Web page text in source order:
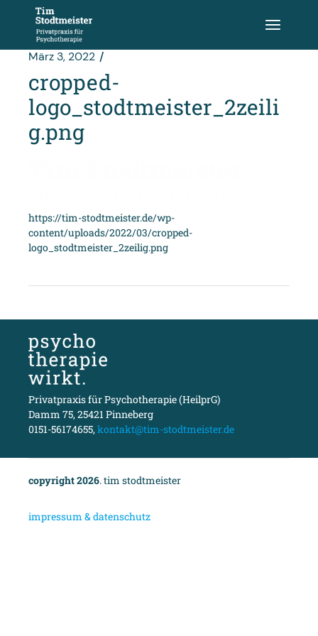
springen
März 3, 2022
cropped-
logo_stodtmeister_2zeili
g.png
https://tim-stodtmeister.de/wp-
content/uploads/2022/03/cropped-
logo_stodtmeister_2zeilig.png
Privatpraxis für Psychotherapie (HeilprG)
Damm 75, 25421 Pinneberg
0151-56174655,kontakt@tim-stodtmeister.de
copyright 2026. tim stodtmeister
impressum & datenschutz